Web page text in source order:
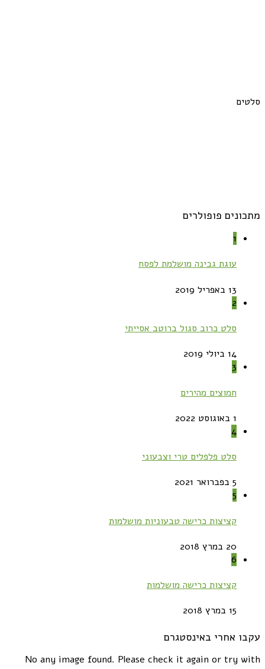
סלטים
מתכונים פופולרים
1
עוגת גבינה מושלמת לפסח
13 באפריל 2019
2
סלט כרוב סגול ברוטב אסייתי
14 ביולי 2019
3
חמוצים מהירים
1 באוגוסט 2022
4
סלט פלפלים טרי וצבעוני
5 בפברואר 2021
5
קציצות כרישה טבעוניות מושלמות
20 במרץ 2018
6
קציצות כרישה מושלמות
15 במרץ 2018
עקבו אחרי באינסטגרם
No any image found. Please check it again or try with